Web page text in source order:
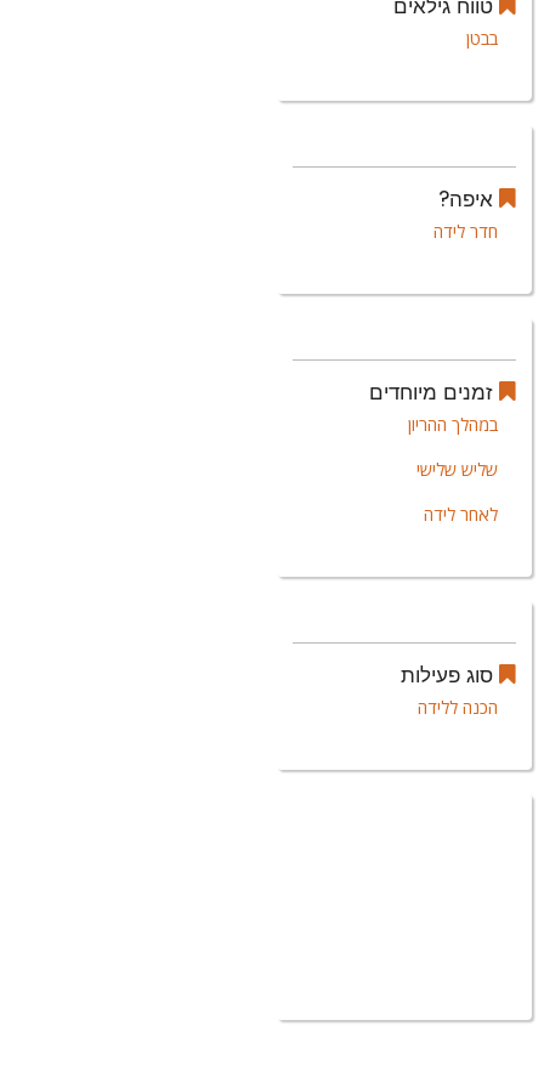
טווח גילאים
בבטן
איפה?
חדר לידה
זמנים מיוחדים
במהלך ההריון
שליש שלישי
לאחר לידה
סוג פעילות
הכנה ללידה